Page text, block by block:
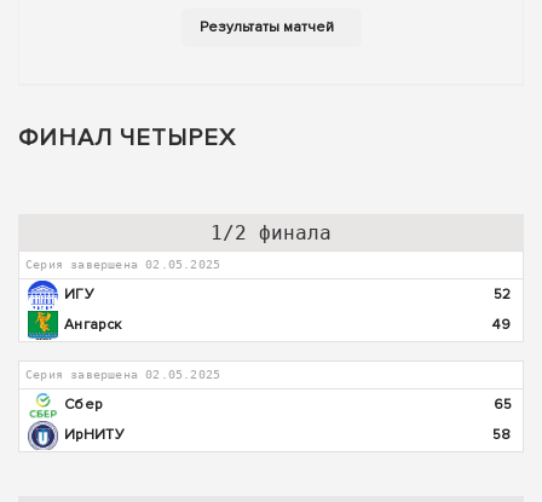
ФИНАЛ ЧЕТЫРЕХ
1/2 финала
Серия завершена 02.05.2025
ИГУ
52
Ангарск
49
Серия завершена 02.05.2025
Сбер
65
ИрНИТУ
58